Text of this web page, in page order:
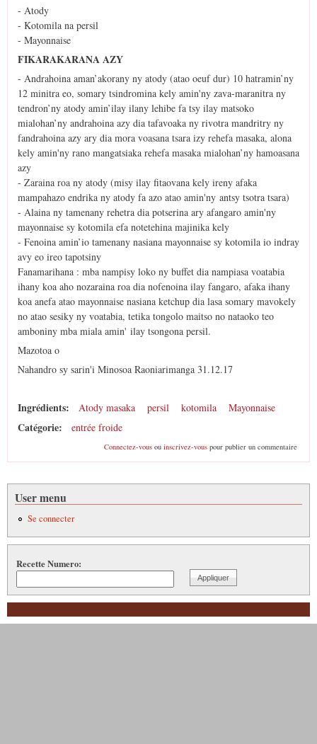
- Atody
- Kotomila na persil
- Mayonnaise
FIKARAKARANA AZY
- Andrahoina aman’akorany ny atody (atao oeuf dur) 10 hatramin’ny
12 minitra eo, somary tsindromina kely amin'ny zava-maranitra ny
tendron’ny atody amin’ilay ilany lehibe fa tsy ilay matsoko
mialohan’ny andrahoina azy dia tafavoaka ny rivotra mandritry ny
fandrahoina azy ary dia mora voasana tsara izy rehefa masaka, alona
kely amin'ny rano mangatsiaka rehefa masaka mialohan’ny hamoasana
azy
- Zaraina roa ny atody (misy ilay fitaovana kely ireny afaka
mampahazo endrika ny atody fa azo atao amin'ny antsy tsotra tsara)
- Alaina ny tamenany rehetra dia potserina ary afangaro amin'ny
mayonnaise sy kotomila efa notetehina majinika kely
- Fenoina amin’io tamenany nasiana mayonnaise sy kotomila io indray
avy eo ireo tapotsiny
Fanamarihana : mba nampisy loko ny buffet dia nampiasa voatabia
ihany koa aho nozaraina roa dia nofenoina ilay fangaro, afaka ihany
koa anefa atao mayonnaise nasiana ketchup dia lasa somary mavokely
no atao sesiky ny voatabia, tetika tongolo maitso no nataoko teo
amboniny mba miala amin' ilay tsongona persil.
Mazotoa o
Nahandro sy sarin'i Minosoa Raoniarimanga 31.12.17
Ingrédients: Atody masaka persil kotomila Mayonnaise
Catégorie: entrée froide
Connectez-vousou inscrivez-vouspour publier un commentaire
User menu
Se connecter
Recette Numero: